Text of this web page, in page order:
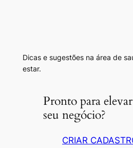
Dicas e sugestões na área de
estar.
Pronto para
seu negócio?
CRIAR